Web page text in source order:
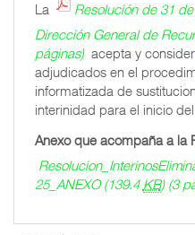
La
Resolución de 31
Dirección General de
páginas) acepta y
adjudicados en el
informatizada de
interinidad para el inicio
Anexo que acompaña a la
25_ANEXO(139.4 KB)(3